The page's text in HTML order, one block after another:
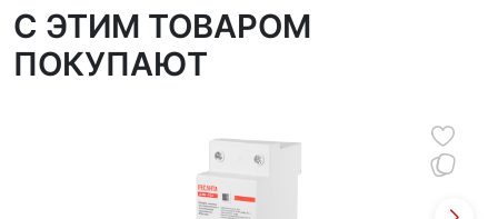
C ЭТИМ ТОВАРОМ
ПОКУПАЮТ